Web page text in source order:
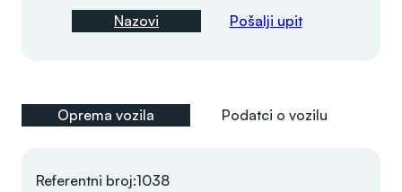
Nazovi Pošalji upit
Oprema vozila Podatci o vozilu
Referentni broj:1038